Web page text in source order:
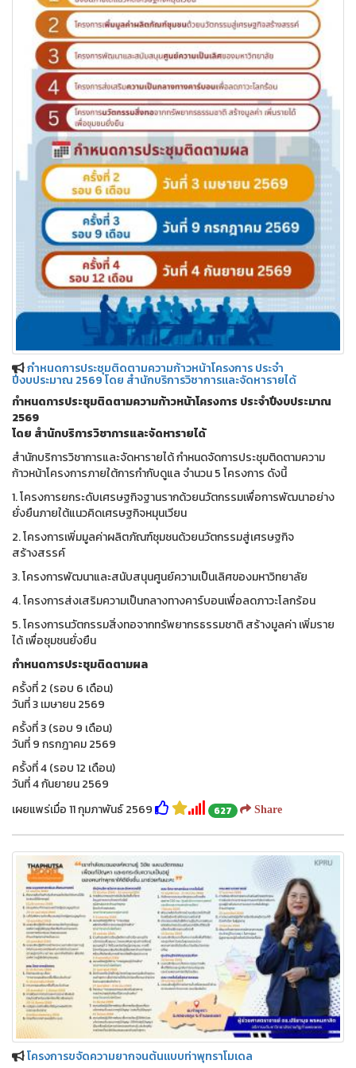
กำหนดการประชุมติดตามความก้าวหน้าโครงการ ประจำ
ปีงบประมาณ 2569 โดย สำนักบริการวิชาการและจัดหารายได้
กำหนดการประชุมติดตามความก้าวหน้าโครงการ ประจำปีงบประมาณ
2569
โดย สำนักบริการวิชาการและจัดหารายได้
สำนักบริการวิชาการและจัดหารายได้ กำหนดจัดการประชุมติดตามความ
ก้าวหน้าโครงการภายใต้การกำกับดูแล จำนวน 5 โครงการ ดังนี้
1. โครงการยกระดับเศรษฐกิจฐานรากด้วยนวัตกรรมเพื่อการพัฒนาอย่าง
ยั่งยืนภายใต้แนวคิดเศรษฐกิจหมุนเวียน
2. โครงการเพิ่มมูลค่าผลิตภัณฑ์ชุมชนด้วยนวัตกรรมสู่เศรษฐกิจ
สร้างสรรค์
3. โครงการพัฒนาและสนับสนุนศูนย์ความเป็นเลิศของมหาวิทยาลัย
4. โครงการส่งเสริมความเป็นกลางทางคาร์บอนเพื่อลดภาวะโลกร้อน
5. โครงการนวัตกรรมสิ่งทอจากทรัพยากรธรรมชาติ สร้างมูลค่า เพิ่มราย
ได้ เพื่อชุมชนยั่งยืน
กำหนดการประชุมติดตามผล
ครั้งที่ 2 (รอบ 6 เดือน)
วันที่ 3 เมษายน 2569
ครั้งที่ 3 (รอบ 9 เดือน)
วันที่ 9 กรกฎาคม 2569
ครั้งที่ 4 (รอบ 12 เดือน)
วันที่ 4 กันยายน 2569
เผยแพร่เมื่อ 11 กุมภาพันธ์ 2569
627 Share
โครงการขจัดความยากจนต้นแบบท่าพุทราโมเดล